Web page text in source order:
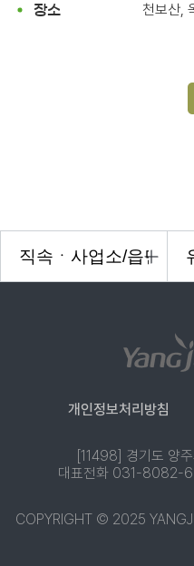
장소 천보산,
개인정보처리방침
[11498] 경기도 양
대표전화 031-8082-
COPYRIGHT © 2025